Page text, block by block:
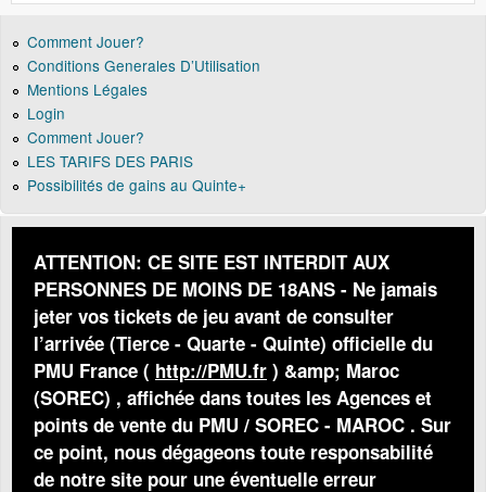
Comment Jouer?
Conditions Generales D’Utilisation
Mentions Légales
Login
Comment Jouer?
LES TARIFS DES PARIS
Possibilités de gains au Quinte+
ATTENTION: CE SITE EST INTERDIT AUX
PERSONNES DE MOINS DE 18ANS - Ne jamais
jeter vos tickets de jeu avant de consulter
l’arrivée (Tierce - Quarte - Quinte) officielle du
PMU France ( http://PMU.fr ) &amp; Maroc
(SOREC) , affichée dans toutes les Agences et
points de vente du PMU / SOREC - MAROC . Sur
ce point, nous dégageons toute responsabilité
de notre site pour une éventuelle erreur